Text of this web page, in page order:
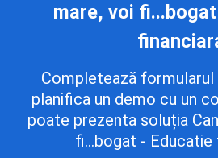
mare, voi
Completează
planifica un demo cu un
poate prezenta soluția
fi...bogat - Educatie